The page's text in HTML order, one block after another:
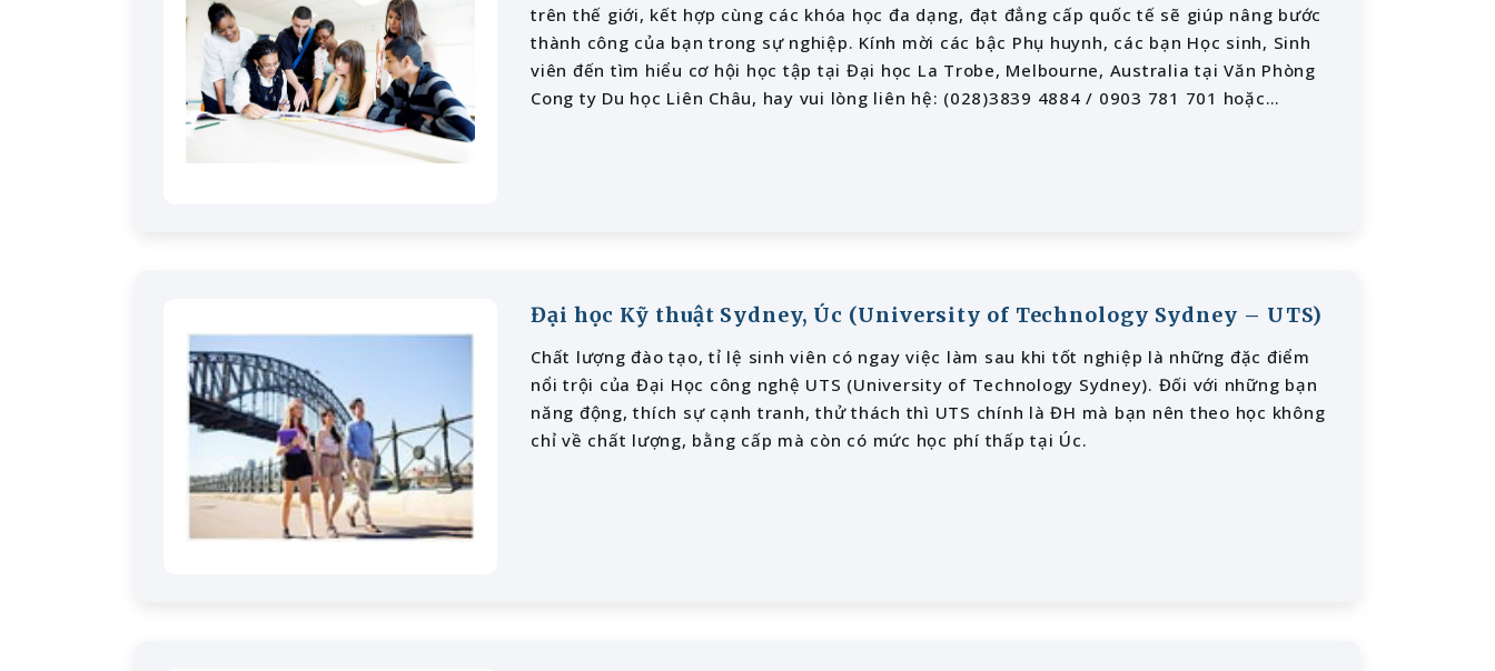
trên thế giới, kết hợp cùng các khóa học đa dạng, đạt đẳng cấp quốc tế sẽ giúp nâng bước
thành công của bạn trong sự nghiệp. Kính mời các bậc Phụ huynh, các bạn Học sinh, Sinh
viên đến tìm hiểu cơ hội học tập tại Đại học La Trobe, Melbourne, Australia tại Văn Phòng
Cong ty Du học Liên Châu, hay vui lòng liên hệ: (028)3839 4884 / 0903 781 701 hoặc
Đại học Kỹ thuật Sydney, Úc (University of Technology Sydney – UTS)
Chất lượng đào tạo, tỉ lệ sinh viên có ngay việc làm sau khi tốt nghiệp là những đặc điểm
nổi trội của Đại Học công nghệ UTS (University of Technology Sydney). Đối với những bạn
năng động, thích sự cạnh tranh, thử thách thì UTS chính là ĐH mà bạn nên theo học không
chỉ về chất lượng, bằng cấp mà còn có mức học phí thấp tại Úc.